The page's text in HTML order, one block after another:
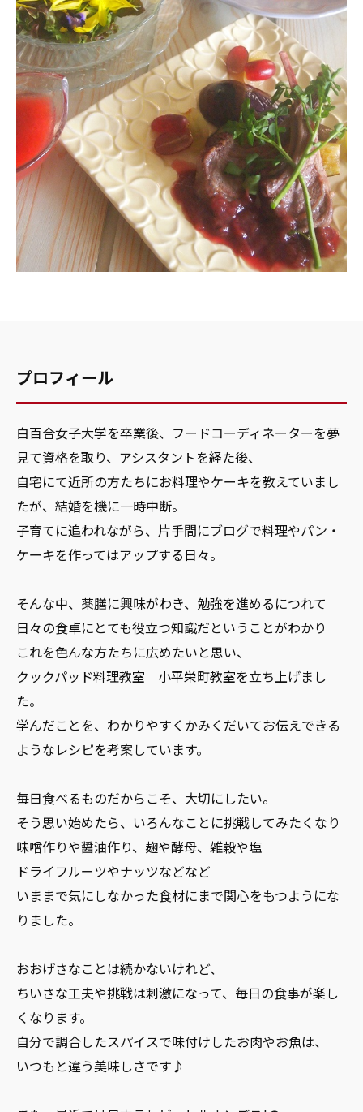
プロフィール
白百合女子大学を卒業後、フードコーディネーターを夢
見て資格を取り、アシスタントを経た後、
自宅にて近所の方たちにお料理やケーキを教えていまし
たが、結婚を機に一時中断。
子育てに追われながら、片手間にブログで料理やパン・
ケーキを作ってはアップする日々。
そんな中、薬膳に興味がわき、勉強を進めるにつれて
日々の食卓にとても役立つ知識だということがわかり
これを色んな方たちに広めたいと思い、
クックパッド料理教室 小平栄町教室を立ち上げまし
た。
学んだことを、わかりやすくかみくだいてお伝えできる
ようなレシピを考案しています。
毎日食べるものだからこそ、大切にしたい。
そう思い始めたら、いろんなことに挑戦してみたくなり
味噌作りや醤油作り、麹や酵母、雑穀や塩
ドライフルーツやナッツなどなど
いままで気にしなかった食材にまで関心をもつようにな
りました。
おおげさなことは続かないけれど、
ちいさな工夫や挑戦は刺激になって、毎日の食事が楽し
くなります。
自分で調合したスパイスで味付けしたお肉やお魚は、
いつもと違う美味しさです♪